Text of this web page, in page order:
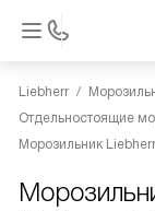
Liebherr
Отдельностоящие
Морозильник